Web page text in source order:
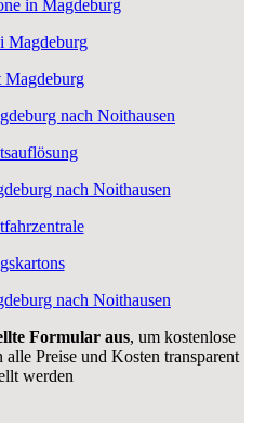
in Magdeburg
Magdeburg
nach Noithausen
nach Noithausen
nach Noithausen
Formular aus, um kostenlose
Preise und Kosten transparent
werden